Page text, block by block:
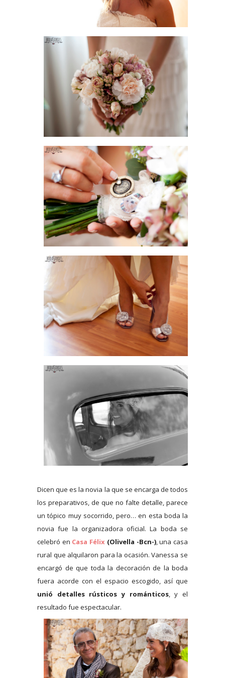
Dicen que es la novia la que se encarga de todos
los preparativos, de que no falte detalle, parece
un tópico muy socorrido, pero… en esta boda la
novia fue la organizadora oficial. La boda se
celebró en Casa Félix (Olivella -Bcn-), una casa
rural que alquilaron para la ocasión. Vanessa se
encargó de que toda la decoración de la boda
fuera acorde con el espacio escogido, así que
unió detalles rústicos y románticos, y el
resultado fue espectacular.